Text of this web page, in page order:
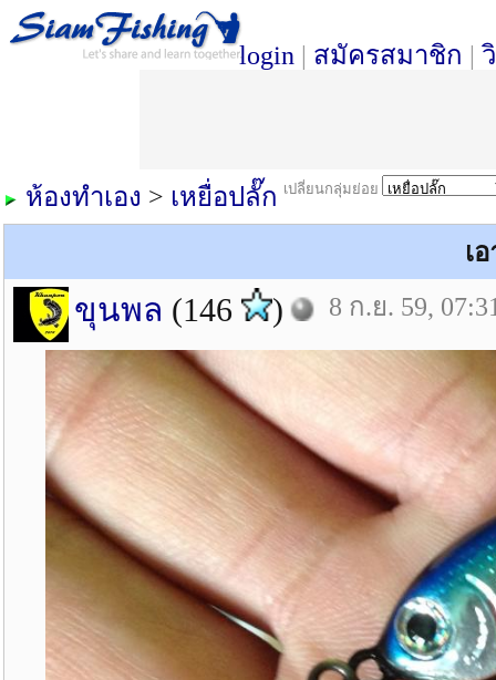
login | สมัครสมาชิก |
เปลี่ยนกลุ่มย่อย
ห้องทำเอง > เหยื่อปลั๊ก
เ
ขุนพล (146 ) 8 ก.ย. 59,